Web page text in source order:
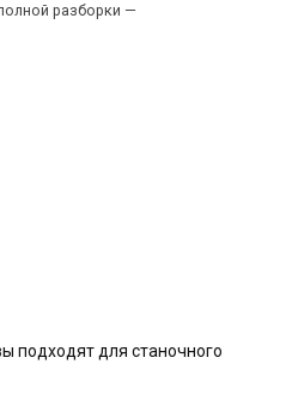
разборки —
подходят для станочного